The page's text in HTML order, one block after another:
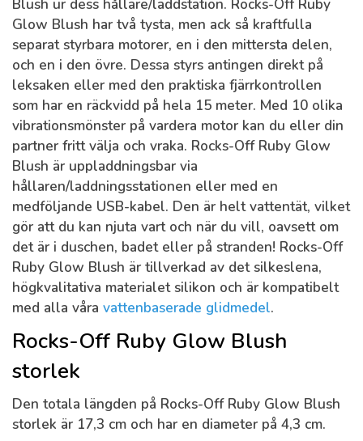
Blush ur dess hållare/laddstation. Rocks-Off Ruby
Glow Blush har två tysta, men ack så kraftfulla
separat styrbara motorer, en i den mittersta delen,
och en i den övre. Dessa styrs antingen direkt på
leksaken eller med den praktiska fjärrkontrollen
som har en räckvidd på hela 15 meter. Med 10 olika
vibrationsmönster på vardera motor kan du eller din
partner fritt välja och vraka. Rocks-Off Ruby Glow
Blush är uppladdningsbar via
hållaren/laddningsstationen eller med en
medföljande USB-kabel. Den är helt vattentät, vilket
gör att du kan njuta vart och när du vill, oavsett om
det är i duschen, badet eller på stranden! Rocks-Off
Ruby Glow Blush är tillverkad av det silkeslena,
högkvalitativa materialet silikon och är kompatibelt
med alla våra vattenbaserade glidmedel.
Rocks-Off Ruby Glow Blush
storlek
Den totala längden på Rocks-Off Ruby Glow Blush
storlek är 17,3 cm och har en diameter på 4,3 cm.